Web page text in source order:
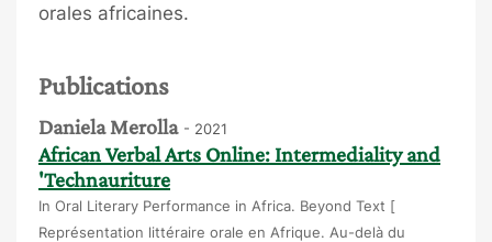
orales africaines.
Publications
Daniela Merolla - 2021
African Verbal Arts Online: Intermediality and
'Technauriture
In Oral Literary Performance in Africa. Beyond Text [
Représentation littéraire orale en Afrique. Au-delà du